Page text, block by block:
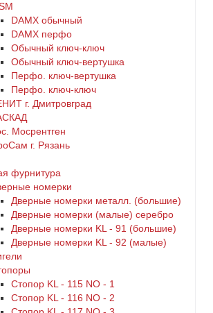
DАMX обычный
DАMX перфо
Oбычный ключ-ключ
Обычный ключ-вертушка
Перфо. ключ-вертушка
Перфо. ключ-ключ
г. Дмитровград
Мосрентген
г. Рязань
фурнитура
номерки
Дверные номерки металл. (большие)
Дверные номерки (малые) серебро
Дверные номерки KL - 91 (большие)
Дверные номерки KL - 92 (малые)
Стопор KL - 115 NO - 1
Стопор KL - 116 NO - 2